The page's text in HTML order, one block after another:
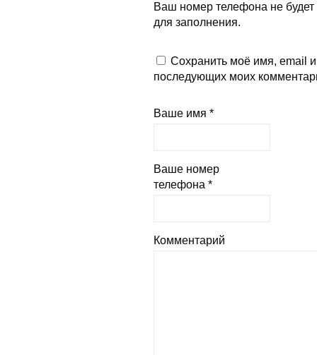
Ваш номер телефона не
для заполнения.
Комментарий
Ваше имя *
Сохранить моё имя, email
последующих моих
Ваше номер
телефона *